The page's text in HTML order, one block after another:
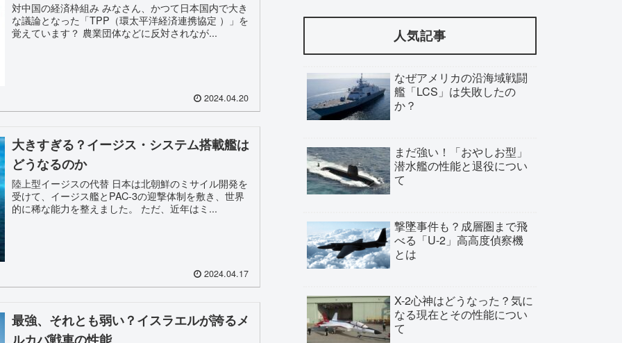
対中国の経済枠組み みなさん、かつて日本国内で大き
な議論となった「TPP（環太平洋経済連携協定 ）」を
覚えています？ 農業団体などに反対されなが...
2024.04.20
大きすぎる？イージス・システム搭載艦は
どうなるのか
陸上型イージスの代替 日本は北朝鮮のミサイル開発を
受けて、イージス艦とPAC-3の迎撃体制を敷き、世界
的に稀な能力を整えました。 ただ、近年はミ...
2024.04.17
最強、それとも弱い？イスラエルが誇るメ
人気記事
なぜアメリカの沿海域戦闘
艦「LCS」は失敗したの
か？
まだ強い！「おやしお型」
潜水艦の性能と退役につい
て
撃墜事件も？成層圏まで飛
べる「U-2」高高度偵察機
とは
X-2心神はどうなった？気に
なる現在とその性能につい
て